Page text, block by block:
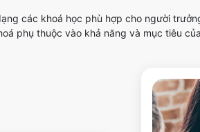
các khoá học phù hợp cho người
phụ thuộc vào khả năng và mục tiêu